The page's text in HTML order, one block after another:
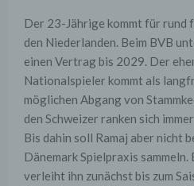
Der 23-Jährige kommt für rund
den Niederlanden. Beim BVB
einen Vertrag bis 2029. Der
Nationalspieler kommt als
möglichen Abgang von
den Schweizer ranken sich
Bis dahin soll Ramaj aber nicht
Dänemark Spielpraxis
verleiht ihn zunächst bis zum